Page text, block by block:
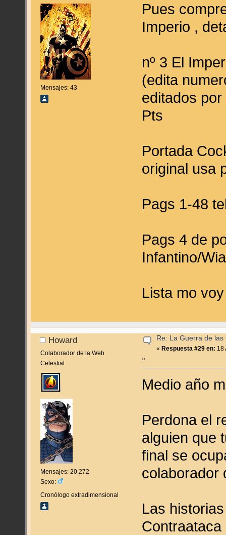
Mensajes: 43
Pues
Imperio ,
nº 3 El
(edita
editados
Pts
Portada
original usa
Pags 1-48
Pags 4 de
Infantino/
Lista mo
Howard
Colaborador de la Web
Celestial
Mensajes: 20.272
Sexo:
Cronólogo extradimensional
Re: La Guerra de
«Respuesta #29 en: 18
»
Medio año
Perdona el
alguien que
final se
colaborador
Las
Contraataca